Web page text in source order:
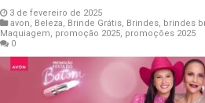
3 de fevereiro de 2025
avon, Beleza, Brinde Grátis, Brindes, brindes
Maquiagem, promoção 2025, promoções 2025
0